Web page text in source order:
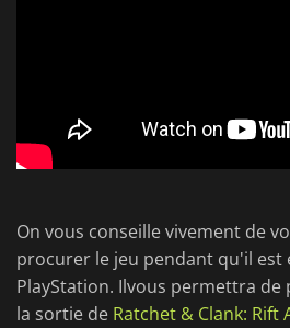
On vous conseille vivement de
procurer le jeu pendant qu'il
PlayStation. Ilvous permettra
la sortie de Ratchet & Clank: Rift